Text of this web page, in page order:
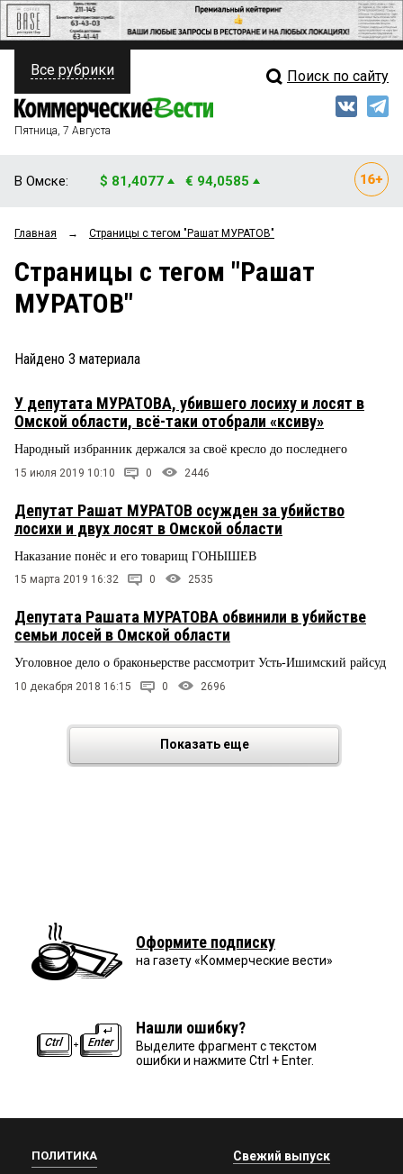
ПОЛИТИКА
ФИНАНСЫ
ОБЩЕСТВО
ЗАКОН
ПРОИСШЕСТВИЯ
СТИЛЬ ЖИЗНИ
Свежий выпуск
Мнения
Рейтинги
Все рубрики Поиск по сайту
Пятница, 7 Августа
В Омске: $ 81,4077 € 94,0585
Главная → Страницы c тегом "Рашат МУРАТОВ"
Страницы c тегом "Рашат
МУРАТОВ"
Найдено 3 материала
У депутата МУРАТОВА, убившего лосиху и лосят в
Омской области, всё-таки отобрали «ксиву»
Народный избранник держался за своё кресло до последнего
15 июля 2019 10:10 0 2446
Депутат Рашат МУРАТОВ осужден за убийство
лосихи и двух лосят в Омской области
Наказание понёс и его товарищ ГОНЫШЕВ
15 марта 2019 16:32 0 2535
Депутата Рашата МУРАТОВА обвинили в убийстве
семьи лосей в Омской области
Уголовное дело о браконьерстве рассмотрит Усть-Ишимский райсуд
10 декабря 2018 16:15 0 2696
Показать еще
Оформите подписку
на газету «Коммерческие вести»
Нашли ошибку?
Выделите фрагмент с текстом
ошибки и нажмите Ctrl + Enter.
ПОЛИТИКА Свежий выпуск